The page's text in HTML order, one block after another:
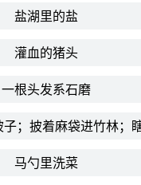
盐湖里的盐
灌血的猪头
一根头发系石磨
；披着麻袋进竹林；瞎
马勺里洗菜